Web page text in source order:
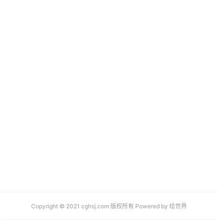
Copyright © 2021 cghsj.com 版权所有 Powered by 绘世界